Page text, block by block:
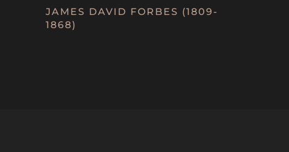
JAMES DAVID FORBES (1809-
1868)